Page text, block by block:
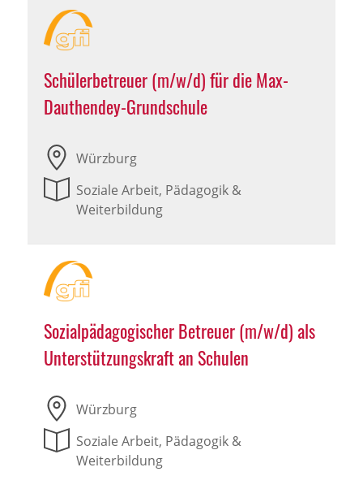
Schülerbetreuer (m/w/d) für die Max-
Dauthendey-Grundschule
Würzburg
Soziale Arbeit, Pädagogik &
Weiterbildung
Sozialpädagogischer Betreuer (m/w/d) als
Unterstützungskraft an Schulen
Würzburg
Soziale Arbeit, Pädagogik &
Weiterbildung